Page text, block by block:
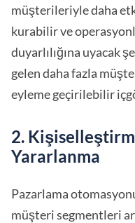
müşterileriyle daha
kurabilir ve
duyarlılığına uyacak
gelen daha fazla
eyleme geçirilebilir
2.
Yararlanma
Pazarlama
müşteri segmentleri